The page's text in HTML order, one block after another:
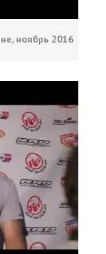
ноябрь 2016